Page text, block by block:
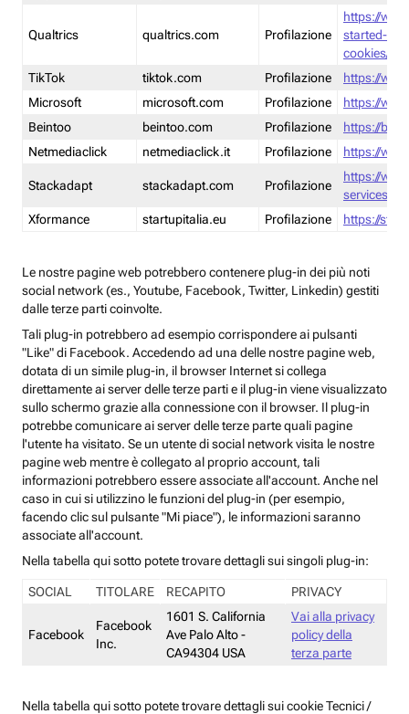
Qualtrics qualtrics.com Profilazione
https://
started-
cookies/
TikTok
tiktok.com Profilazione
https://
Microsoft
microsoft.com Profilazione
https://
Beintoo
beintoo.com Profilazione
https://
Netmediaclick
netmediaclick.it Profilazione https://
Stackadapt stackadapt.com Profilazione
https://
services-
Xformance
startupitalia.eu Profilazione https://
Le nostre pagine web potrebbero contenere plug-in dei più noti
social network (es., Youtube, Facebook, Twitter, Linkedin) gestiti
dalle terze parti coinvolte.
Tali plug-in potrebbero ad esempio corrispondere ai pulsanti
"Like" di Facebook. Accedendo ad una delle nostre pagine web,
dotata di un simile plug-in, il browser Internet si collega
direttamente ai server delle terze parti e il plug-in viene visualizzato
sullo schermo grazie alla connessione con il browser. Il plug-in
potrebbe comunicare ai server delle terze parte quali pagine
l'utente ha visitato. Se un utente di social network visita le nostre
pagine web mentre è collegato al proprio account, tali
informazioni potrebbero essere associate all'account. Anche nel
caso in cui si utilizzino le funzioni del plug-in (per esempio,
facendo clic sul pulsante "Mi piace"), le informazioni saranno
associate all'account.
Nella tabella qui sotto potete trovare dettagli sui singoli plug-in:
SOCIAL TITOLARE RECAPITO PRIVACY
Facebook
Facebook
Inc.
1601 S. California
Ave Palo Alto -
CA94304 USA
Vai alla privacy
policy della
terza parte
Nella tabella qui sotto potete trovare dettagli sui cookie Tecnici /